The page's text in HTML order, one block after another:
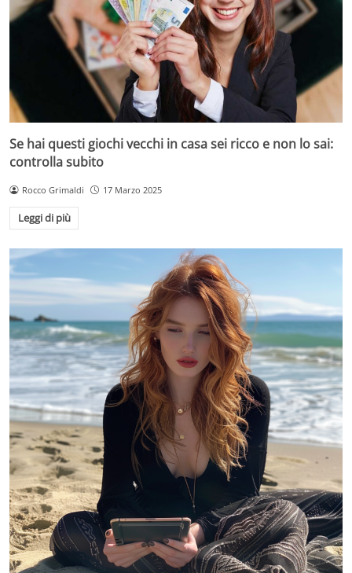
Se hai questi giochi vecchi in casa sei ricco e non lo sai:
controlla subito
Rocco Grimaldi 17 Marzo 2025
Leggi di più